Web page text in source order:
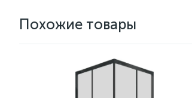
Похожие товары